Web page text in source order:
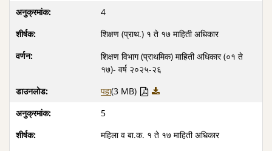
4
शिक्षण (प्राथ.) १ ते १७ माहिती अधिकार
शिक्षण विभाग (प्राथमिक) माहिती अधिकार (०१ ते
१७)- वर्ष २०२५-२६
पहा(3 MB)
5
महिला व बा.क. १ ते १७ माहिती अधिकार